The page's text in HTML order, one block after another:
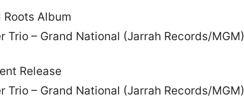
Roots Album
Trio – Grand National (Jarrah Records/MGM)
Release
Trio – Grand National (Jarrah Records/MGM)